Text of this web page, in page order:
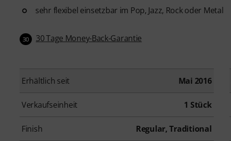
sehr flexibel einsetzbar im Pop, Jazz, Rock oder Metal
30 30 Tage Money-Back-Garantie
Erhältlich seit Mai 2016
Verkaufseinheit 1 Stück
Finish Regular, Traditional